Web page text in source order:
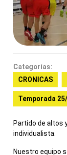
Categorías:
CRONICAS
Temporada
Partido de altos
individualista.
Nuestro equipo